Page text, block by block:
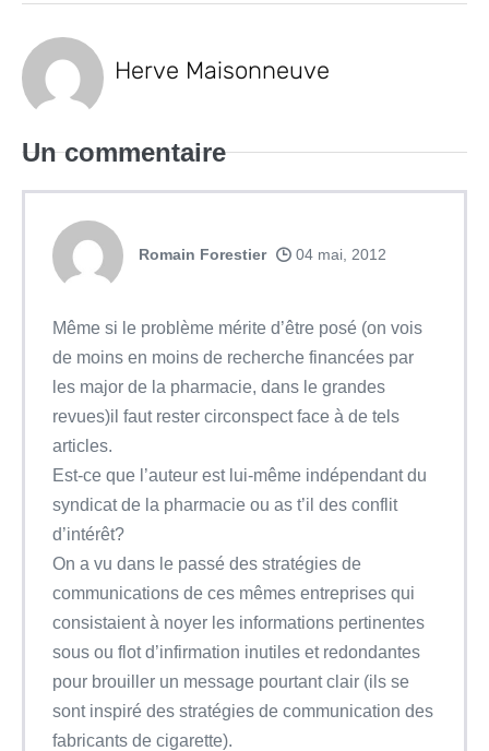
Herve Maisonneuve
Uncommentaire
Romain Forestier 04 mai, 2012
Même si le problème mérite d’être posé (on vois
de moins en moins de recherche financées par
les major de la pharmacie, dans le grandes
revues)il faut rester circonspect face à de tels
articles.
Est-ce que l’auteur est lui-même indépendant du
syndicat de la pharmacie ou as t’il des conflit
d’intérêt?
On a vu dans le passé des stratégies de
communications de ces mêmes entreprises qui
consistaient à noyer les informations pertinentes
sous ou flot d’infirmation inutiles et redondantes
pour brouiller un message pourtant clair (ils se
sont inspiré des stratégies de communication des
fabricants de cigarette).